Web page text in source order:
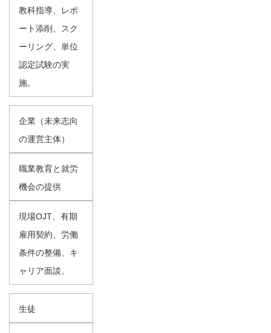
教科指導、レポ
ート添削、スク
ーリング、単位
認定試験の実
施。
企業（未来志向
の運営主体）
職業教育と就労
機会の提供
現場OJT、有期
雇用契約、労働
条件の整備、キ
ャリア面談。
生徒